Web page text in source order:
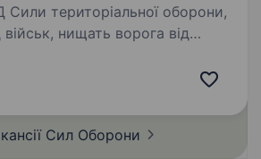
територіальної оборони,
нищать ворога від
Сил Оборони